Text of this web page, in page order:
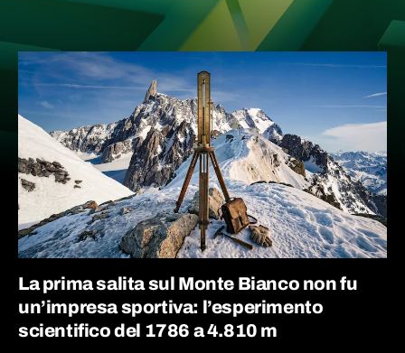
La prima salita sul Monte Bianco non fu
un’impresa sportiva: l’esperimento
scientifico del 1786 a 4.810 m